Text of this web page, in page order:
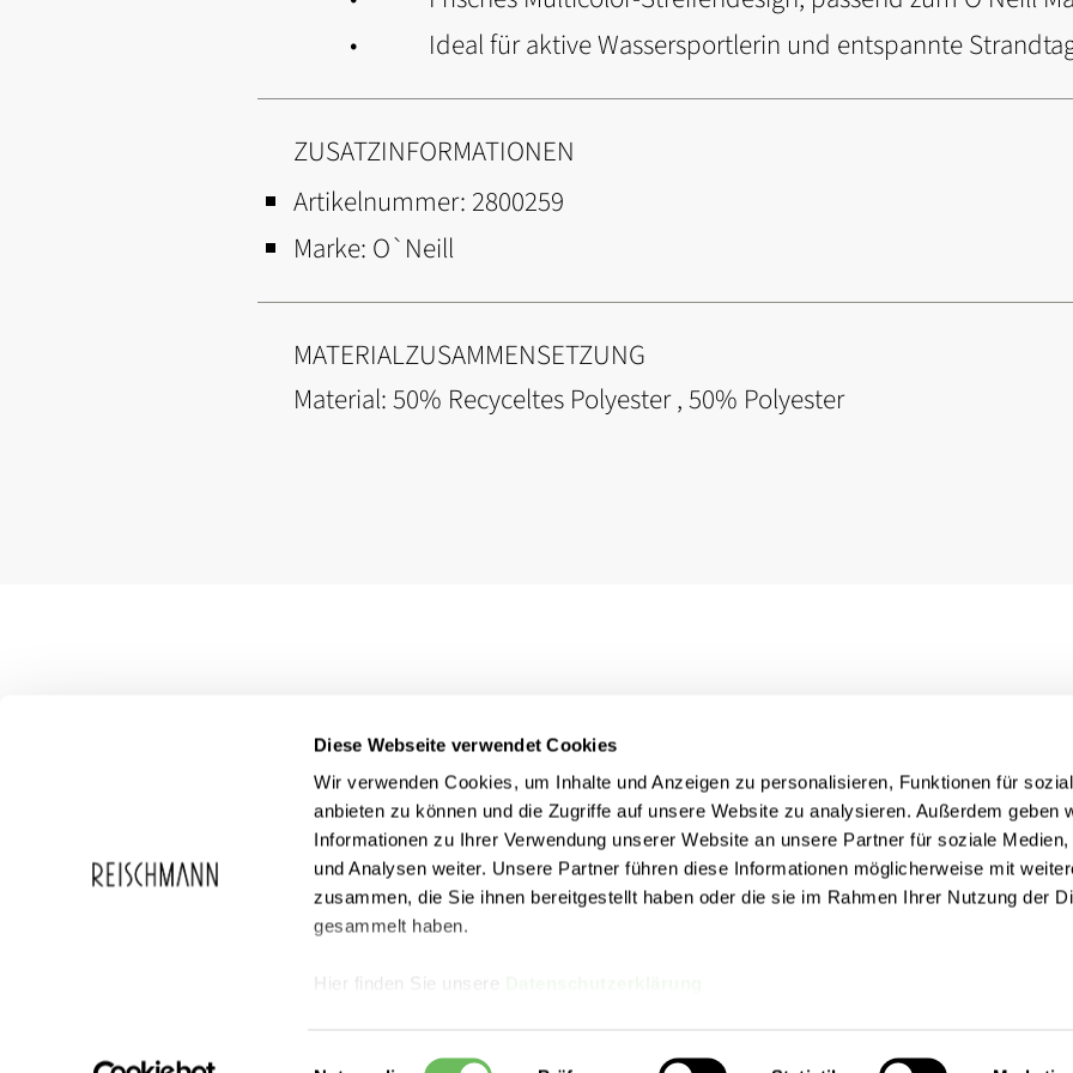
Diese Webseite verwendet Cookies
Wir verwenden Cookies, um Inhalte und Anzeigen zu personalisieren, Funktionen für
anbieten zu können und die Zugriffe auf unsere Website zu analysieren. Außerdem geben
Informationen zu Ihrer Verwendung unserer Website an unsere Partner für soziale Medien,
und Analysen weiter. Unsere Partner führen diese Informationen möglicherweise mit
zusammen, die Sie ihnen bereitgestellt haben oder die sie im Rahmen Ihrer Nutzung der
gesammelt haben.
Hier finden Sie unsere
Einwilligungsauswahl
• Ideal für aktive Wassersportlerin und entspannte
ZUSATZINFORMATIONEN
Artikelnummer: 2800259
Marke: O`Neill
MATERIALZUSAMMENSETZUNG
Material: 50% Recyceltes Polyester , 50% Polyester
Reischmann
Über Reischmann
Events
Newsletter